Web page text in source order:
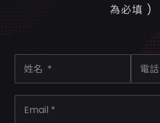
為必填 )